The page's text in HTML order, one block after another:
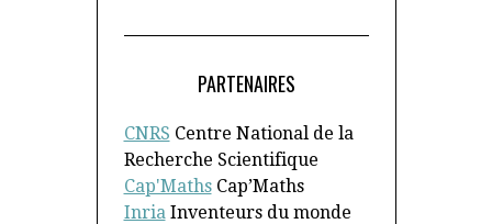
PARTENAIRES
CNRS Centre National de la
Recherche Scientifique
Cap'MathsCap’Maths
Inria Inventeurs du monde